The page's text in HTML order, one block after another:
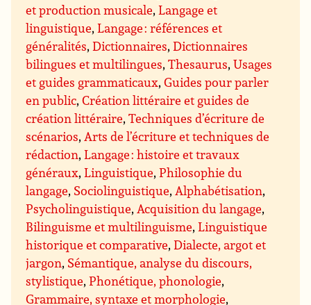
et production musicale,Langage et
linguistique,Langage : références et
généralités,Dictionnaires,Dictionnaires
bilingues et multilingues,Thesaurus,Usages
et guides grammaticaux,Guides pour parler
en public,Création littéraire et guides de
création littéraire,Techniques d’écriture de
scénarios,Arts de l’écriture et techniques de
rédaction,Langage : histoire et travaux
généraux,Linguistique,Philosophie du
langage, Sociolinguistique,Alphabétisation,
Psycholinguistique,Acquisition du langage,
Bilinguisme et multilinguisme,Linguistique
historique et comparative,Dialecte, argot et
jargon, Sémantique, analyse du discours,
stylistique,Phonétique, phonologie,
Grammaire, syntaxe et morphologie,